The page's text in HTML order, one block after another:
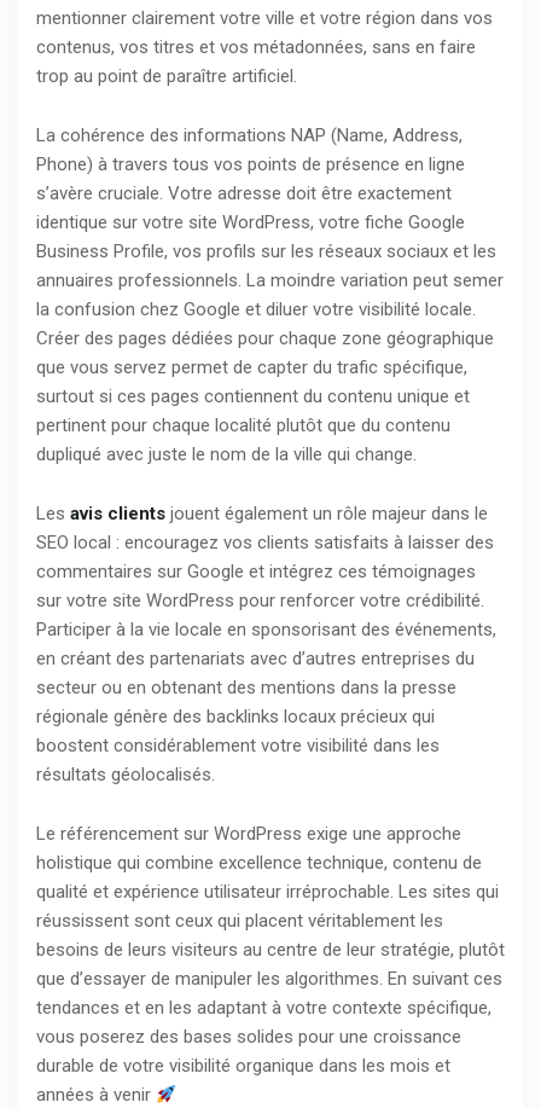
mentionner clairement votre ville et votre région dans vos
contenus, vos titres et vos métadonnées, sans en faire
trop au point de paraître artificiel.
La cohérence des informations NAP (Name, Address,
Phone) à travers tous vos points de présence en ligne
s’avère cruciale. Votre adresse doit être exactement
identique sur votre site WordPress, votre fiche Google
Business Profile, vos profils sur les réseaux sociaux et les
annuaires professionnels. La moindre variation peut semer
la confusion chez Google et diluer votre visibilité locale.
Créer des pages dédiées pour chaque zone géographique
que vous servez permet de capter du trafic spécifique,
surtout si ces pages contiennent du contenu unique et
pertinent pour chaque localité plutôt que du contenu
dupliqué avec juste le nom de la ville qui change.
Les avis clients jouent également un rôle majeur dans le
SEO local : encouragez vos clients satisfaits à laisser des
commentaires sur Google et intégrez ces témoignages
sur votre site WordPress pour renforcer votre crédibilité.
Participer à la vie locale en sponsorisant des événements,
en créant des partenariats avec d’autres entreprises du
secteur ou en obtenant des mentions dans la presse
régionale génère des backlinks locaux précieux qui
boostent considérablement votre visibilité dans les
résultats géolocalisés.
Le référencement sur WordPress exige une approche
holistique qui combine excellence technique, contenu de
qualité et expérience utilisateur irréprochable. Les sites qui
réussissent sont ceux qui placent véritablement les
besoins de leurs visiteurs au centre de leur stratégie, plutôt
que d’essayer de manipuler les algorithmes. En suivant ces
tendances et en les adaptant à votre contexte spécifique,
vous poserez des bases solides pour une croissance
durable de votre visibilité organique dans les mois et
années à venir